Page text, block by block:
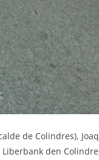
de Colindres),
den